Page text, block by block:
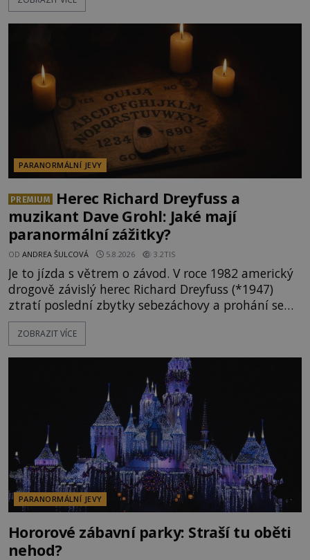
ta, na niž přijde Robert, by jen tak někoho
PARANORMÁLNÍ JEVY
PREMIUM
Herec Richard Dreyfuss a
muzikant Dave Grohl: Jaké mají
paranormální zážitky?
OD ANDREA ŠULCOVÁ 5.8.2026 3.2TIS
Je to jízda s větrem o závod. V roce 1982 americký
drogově závislý herec Richard Dreyfuss (*1947)
ztratí poslední zbytky sebezáchovy a prohání se
po silnicích ve svém mercedesu jako utržený ze
řetězu. Vše vyvrcholí katastrofou, když to Dreyfuss
následně nalezne schovaný kokain. Tímto
momentem se slavnému
ZOBRAZIT VÍCE
PARANORMÁLNÍ JEVY
Hororové zábavní parky: Straší tu oběti
nehod?